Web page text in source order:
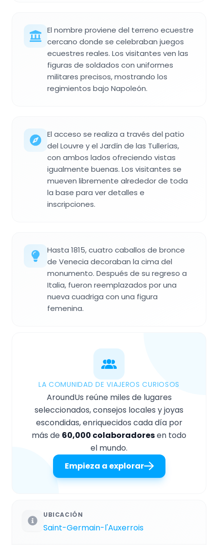
El nombre proviene del terreno ecuestre
cercano donde se celebraban juegos
ecuestres reales. Los visitantes ven las
figuras de soldados con uniformes
militares precisos, mostrando los
regimientos bajo Napoleón.
El acceso se realiza a través del patio
del Louvre y el Jardín de las Tullerías,
con ambos lados ofreciendo vistas
igualmente buenas. Los visitantes se
mueven libremente alrededor de toda
la base para ver detalles e
inscripciones.
Hasta 1815, cuatro caballos de bronce
de Venecia decoraban la cima del
monumento. Después de su regreso a
Italia, fueron reemplazados por una
nueva cuadriga con una figura
femenina.
LA COMUNIDAD DE VIAJEROS CURIOSOS
AroundUs reúne miles de lugares
seleccionados, consejos locales y joyas
escondidas, enriquecidos cada día por
más de 60,000 colaboradoresen todo
el mundo.
Empieza a explorar
UBICACIÓN
Saint-Germain-l'Auxerrois